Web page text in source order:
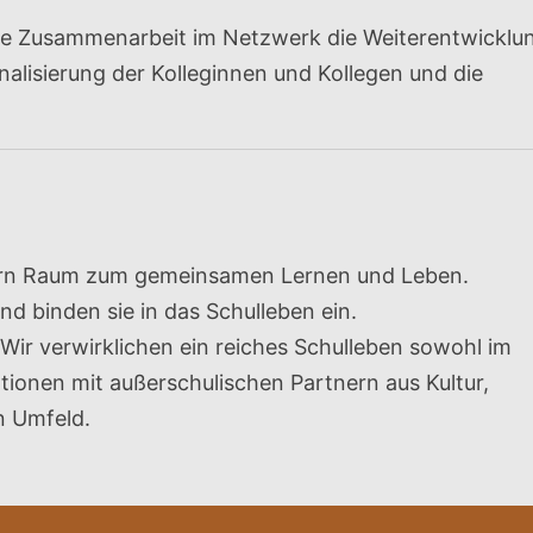
Zusammenarbeit im Netzwerk die
der Kolleginnen und Kollegen und die
Raum zum gemeinsamen Lernen und Leben.
binden sie in das Schulleben ein.
verwirklichen ein reiches Schulleben sowohl im
mit außerschulischen Partnern aus Kultur,
Umfeld.